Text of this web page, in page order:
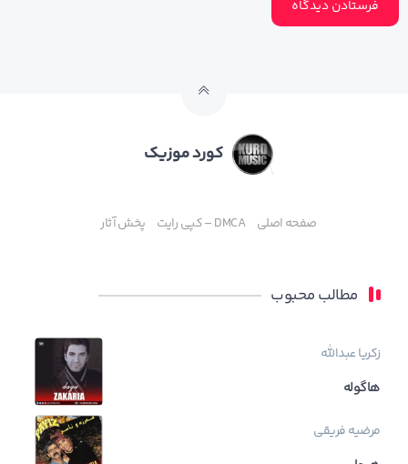
کورد موزیک
صفحه اصلی DMCA – کپی رایت پخش آثار
مطالب محبوب
زکریا عبدالله
هاگوله
مرضیه فریقی